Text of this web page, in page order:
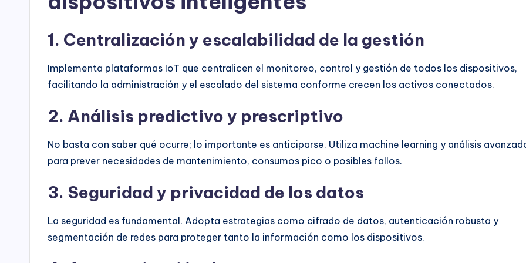
1. Centralización y escalabilidad de la gestión
Implementa plataformas IoT que centralicen el monitoreo, control y gestión de todos los dispositivos,
facilitando la administración y el escalado del sistema conforme crecen los activos conectados.
2. Análisis predictivo y prescriptivo
No basta con saber qué ocurre; lo importante es anticiparse. Utiliza machine learning y análisis
para prever necesidades de mantenimiento, consumos pico o posibles fallos.
3. Seguridad y privacidad de los datos
La seguridad es fundamental. Adopta estrategias como cifrado de datos, autenticación robusta y
segmentación de redes para proteger tanto la información como los dispositivos.